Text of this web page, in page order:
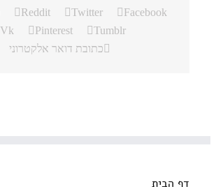
Facebook
Twitter
Reddit
Tumblr
Pinterest
Vk
כתובת דואר אלקטרוני
דף הבית